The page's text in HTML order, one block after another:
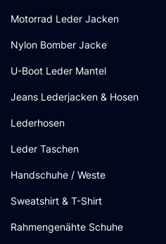
Motorrad Leder Jacken
Nylon Bomber Jacke
U-Boot Leder Mantel
Jeans Lederjacken & Hosen
Lederhosen
Leder Taschen
Handschuhe / Weste
Sweatshirt & T-Shirt
Rahmengenähte Schuhe